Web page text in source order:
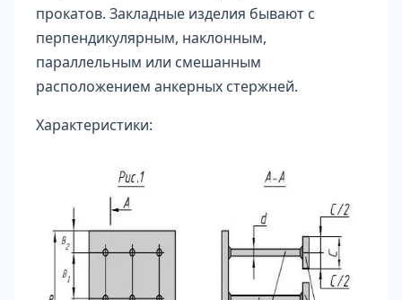
прокатов. Закладные изделия бывают с
перпендикулярным, наклонным,
параллельным или смешанным
расположением анкерных стержней.
Характеристики: